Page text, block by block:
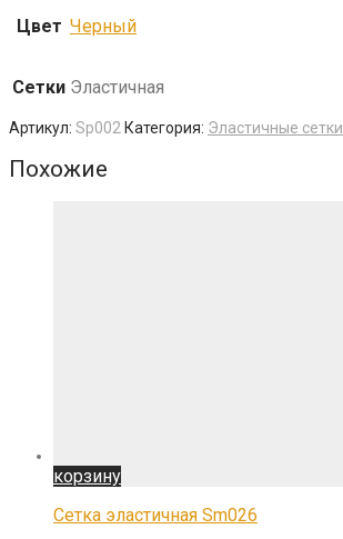
Цвет Черный
Сетки Эластичная
Артикул: Sp002 Категория: Эластичные сетки
Похожие
корзину
Сетка эластичная Sm026